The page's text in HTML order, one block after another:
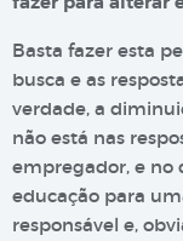
Basta fazer esta
busca e as
verdade, a
não está nas
empregador, e no
educação para
responsável e,